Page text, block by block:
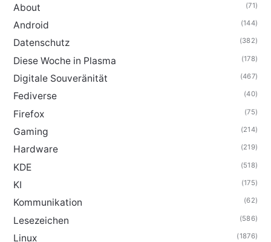
About (71)
Android (144)
Datenschutz (382)
Diese Woche in Plasma (178)
Digitale Souveränität (467)
Fediverse (40)
Firefox (75)
Gaming (214)
Hardware (219)
KDE (518)
KI (175)
Kommunikation (62)
Lesezeichen (586)
Linux (1876)